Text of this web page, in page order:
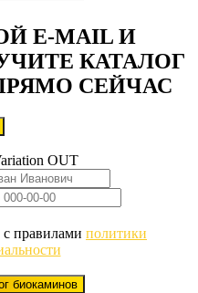
E-MAIL И
КАТАЛОГ
СЕЙЧАС
OUT
с правилами политики
биокаминов